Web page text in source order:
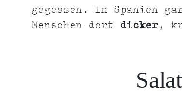
gegessen. In Spanien
Menschen dort dicker ,